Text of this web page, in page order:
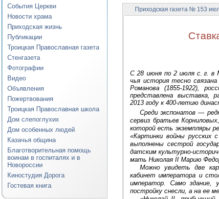
События Церкви
Новости храма
Приходская жизнь
Публикации
Троицкая Православная газета
Стенгазета
Фотографии
Видео
Объявления
Пожертвования
Троицкая Православная школа
Дом слепоглухих
Дом особенных людей
Казачья община
Благотворительная помощь
воинам в госпиталях и в
Новороссии
Киностудия Дорога
Гостевая книга
Приходская газета № 153
С 28 июня по 2 июля с. г. в
чья история тесно
Романова (1855-1922),
представлена выставка,
2013 году к 400-летию
Среди экспонатов —
сервиз братьев
которой есть экземпляры
«Картинки войны русских
выполнены сестрой
датским культурно-
мать Николая II Марию
Можно увидеть две
кабинет императора и
император. Само здание,
постройку снесли, а на ее